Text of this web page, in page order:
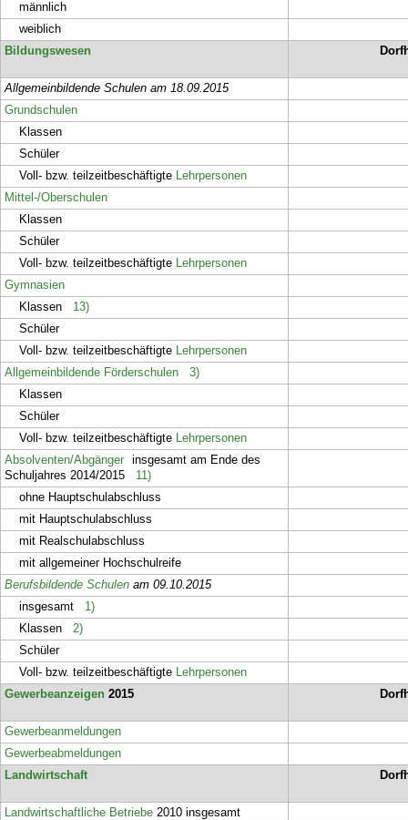
männlich
weiblich
Bildungswesen
Allgemeinbildende Schulen am 18.09.2015
Grundschulen
Klassen
Schüler
Voll- bzw. teilzeitbeschäftigte Lehrpersonen
Mittel-/Oberschulen
Klassen
Schüler
Voll- bzw. teilzeitbeschäftigte Lehrpersonen
Gymnasien
Klassen 13)
Schüler
Voll- bzw. teilzeitbeschäftigte Lehrpersonen
Allgemeinbildende Förderschulen
3)
Klassen
Schüler
Voll- bzw. teilzeitbeschäftigte Lehrpersonen
Absolventen/Abgänger
insgesamt am Ende des
Schuljahres 2014/2015 11)
ohne Hauptschulabschluss
mit Hauptschulabschluss
mit Realschulabschluss
mit allgemeiner Hochschulreife
Berufsbildende Schulenam 09.10.2015
insgesamt 1)
Klassen 2)
Schüler
Voll- bzw. teilzeitbeschäftigte Lehrpersonen
Gewerbeanzeigen2015
Gewerbeanmeldungen
Gewerbeabmeldungen
Landwirtschaft
Landwirtschaftliche Betriebe2010 insgesamt